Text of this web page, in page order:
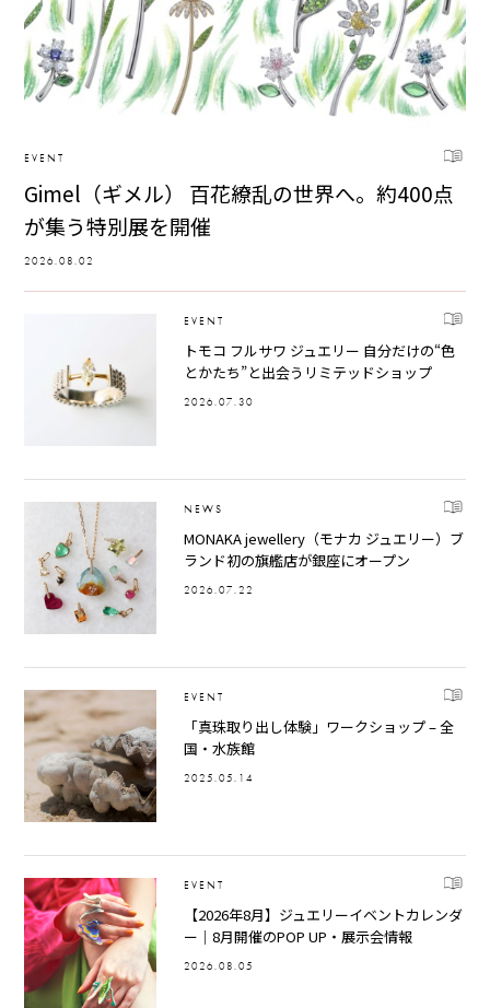
EVENT
Gimel（ギメル） 百花繚乱の世界へ。約400点
が集う特別展を開催
2026.08.02
EVENT
トモコ フルサワ ジュエリー 自分だけの“色
とかたち”と出会うリミテッドショップ
2026.07.30
NEWS
MONAKA jewellery（モナカ ジュエリー）ブ
ランド初の旗艦店が銀座にオープン
2026.07.22
EVENT
「真珠取り出し体験」ワークショップ – 全
国・水族館
2025.05.14
EVENT
【2026年8月】ジュエリーイベントカレンダ
ー｜8月開催のPOP UP・展示会情報
2026.08.05